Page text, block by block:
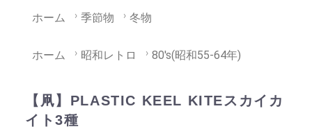
ホーム 季節物 冬物
ホーム 昭和レトロ 80's(昭和55-64年)
【凧】PLASTIC KEEL KITEスカイカ
イト3種